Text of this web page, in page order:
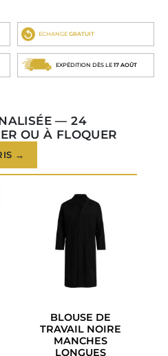
ECHANGE GRATUIT
EXPÉDITION DÈS LE 17 AOÛT
— 24
OU À FLOQUER
→
BLOUSE DE
TRAVAIL NOIRE
MANCHES
LONGUES